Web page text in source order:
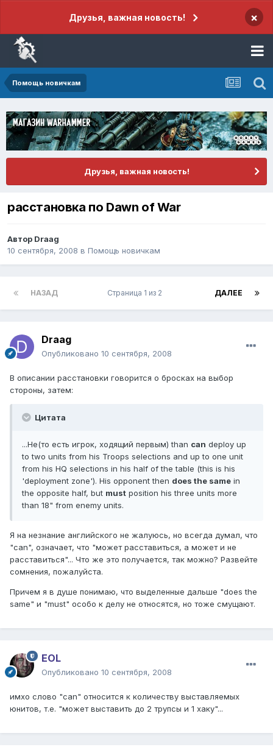
Друзья, важная новость! ×
Помощь новичкам
Друзья, важная новость!
расстановка по Dawn of War
Автор Draag
10 сентября, 2008 в Помощь новичкам
НАЗАД ДАЛЕЕ
Страница 1 из 2
Draag
Опубликовано 10 сентября, 2008
В описании расстановки говорится о бросках на выбор
стороны, затем:
Цитата
...He(то есть игрок, ходящий первым) than can deploy up
to two units from his Troops selections and up to one unit
from his HQ selections in his half of the table (this is his
'deployment zone'). His opponent then does the same in
the opposite half, but must position his three units more
than 18" from enemy units.
Я на незнание английского не жалуюсь, но всегда думал, что
"can", означает, что "может расставиться, а может и не
расставиться"... Что же это получается, так можно? Развейте
сомнения, пожалуйста.
Причем я в душе понимаю, что выделенные дальше "does the
same" и "must" особо к делу не относятся, но тоже смущают.
EOL
Опубликовано 10 сентября, 2008
имхо слово "can" относится к количеству выставляемых
юнитов, т.е. "может выставить до 2 трупсы и 1 хаку"...